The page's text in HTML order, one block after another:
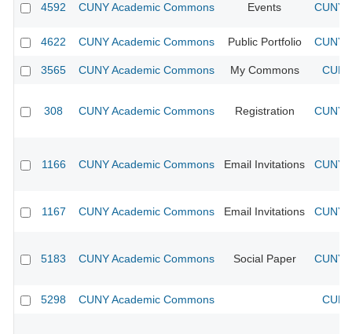
4592 CUNY Academic Commons Events CUNY
4622 CUNY Academic Commons Public Portfolio CUNY
3565 CUNY Academic Commons My Commons
308 CUNY Academic Commons Registration CUNY
1166 CUNY Academic Commons Email Invitations CUNY
1167 CUNY Academic Commons Email Invitations CUNY
5183 CUNY Academic Commons Social Paper CUNY
5298 CUNY Academic Commons